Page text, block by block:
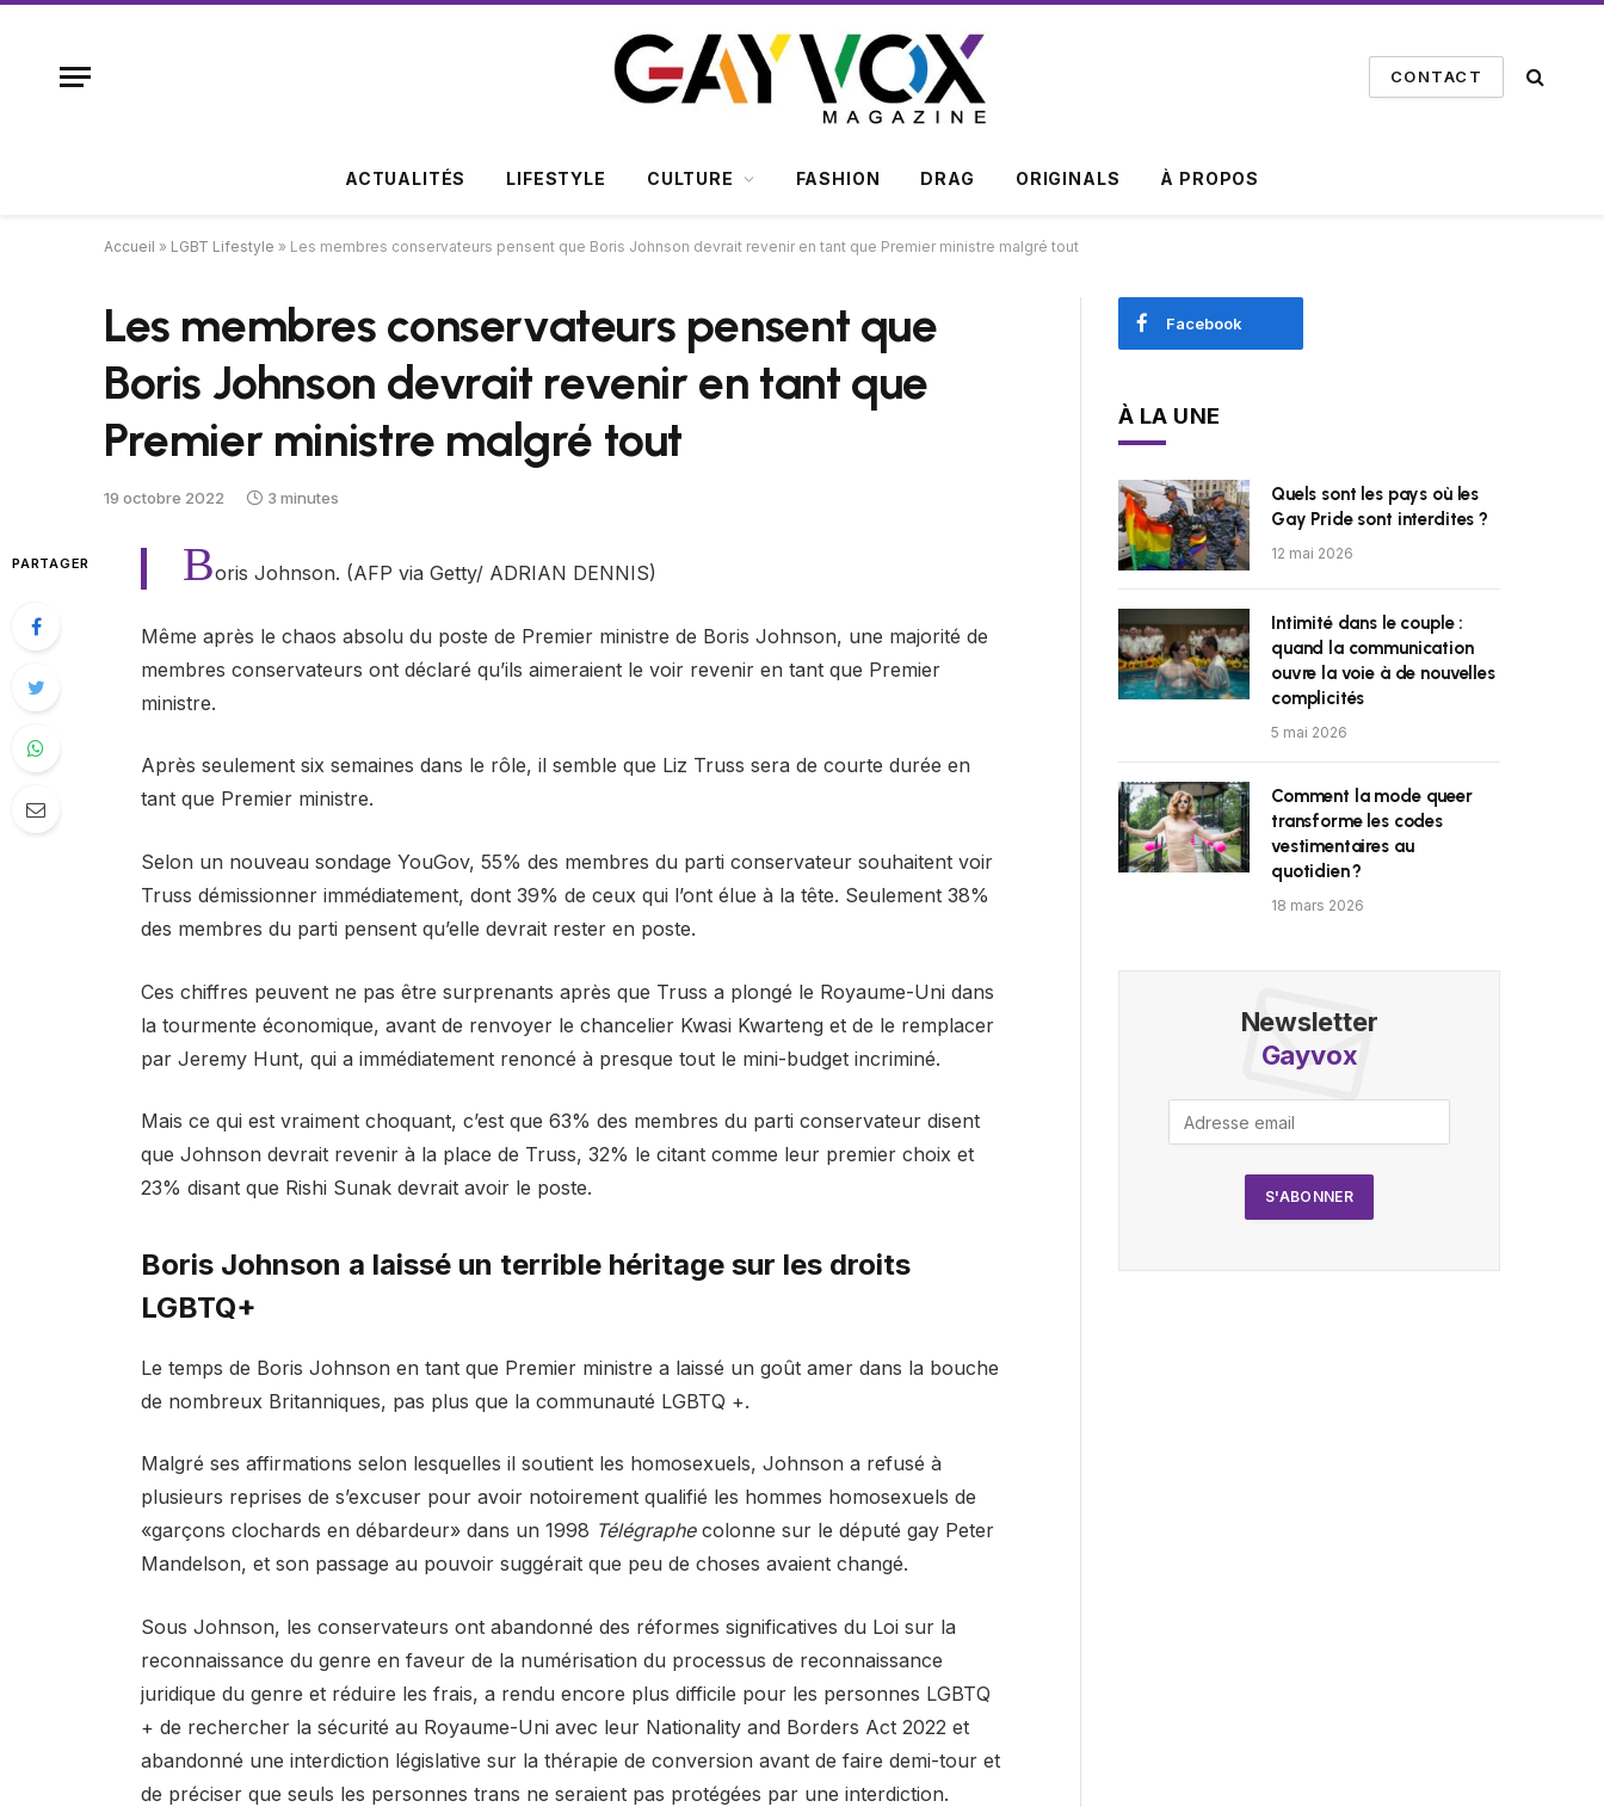
CONTACT
ACTUALITÉS LIFESTYLE CULTURE FASHION DRAG ORIGINALS À PROPOS
Accueil » LGBT Lifestyle » Les membres conservateurs pensent que Boris Johnson devrait revenir en tant que Premier ministre malgré tout
Les membres conservateurs pensent que
Boris Johnson devrait revenir en tant que
Premier ministre malgré tout
19 octobre 2022 3 minutes
PARTAGER Boris Johnson. (AFP via Getty/ ADRIAN DENNIS)
Même après le chaos absolu du poste de Premier ministre de Boris Johnson, une majorité de
membres conservateurs ont déclaré qu’ils aimeraient le voir revenir en tant que Premier
ministre.
Après seulement six semaines dans le rôle, il semble que Liz Truss sera de courte durée en
tant que Premier ministre.
Selon un nouveau sondage YouGov, 55% des membres du parti conservateur souhaitent voir
Truss démissionner immédiatement, dont 39% de ceux qui l’ont élue à la tête. Seulement 38%
des membres du parti pensent qu’elle devrait rester en poste.
Ces chiffres peuvent ne pas être surprenants après que Truss a plongé le Royaume-Uni dans
la tourmente économique, avant de renvoyer le chancelier Kwasi Kwarteng et de le remplacer
par Jeremy Hunt, qui a immédiatement renoncé à presque tout le mini-budget incriminé.
Mais ce qui est vraiment choquant, c’est que 63% des membres du parti conservateur disent
que Johnson devrait revenir à la place de Truss, 32% le citant comme leur premier choix et
23% disant que Rishi Sunak devrait avoir le poste.
Boris Johnson a laissé un terrible héritage sur les droits
LGBTQ+
Le temps de Boris Johnson en tant que Premier ministre a laissé un goût amer dans la bouche
de nombreux Britanniques, pas plus que la communauté LGBTQ +.
Malgré ses affirmations selon lesquelles il soutient les homosexuels, Johnson a refusé à
plusieurs reprises de s’excuserpour avoir notoirement qualifié les hommes homosexuels de
«garçons clochards en débardeur» dans un 1998 Télégraphe colonne sur le député gay Peter
Mandelson, et son passage au pouvoir suggérait que peu de choses avaient changé.
Sous Johnson, les conservateurs ont abandonné des réformes significatives du Loi sur la
reconnaissance du genre en faveur de la numérisation du processus de reconnaissance
juridique du genre et réduire les frais, a rendu encore plus difficile pour les personnes LGBTQ
+ de rechercher la sécurité au Royaume-Uni avec leur Nationality and Borders Act 2022 et
abandonné une interdiction législative sur la thérapie de conversion avant de faire demi-tour et
de préciser que seuls les personnes trans ne seraient pas protégées par une interdiction.
Facebook
À LA UNE
Quels sont les pays où les
Gay Pride sont interdites ?
12 mai 2026
Intimité dans le couple :
quand la communication
ouvre la voie à de nouvelles
complicités
5 mai 2026
Comment la mode queer
transforme les codes
vestimentaires au
quotidien ?
18 mars 2026
Newsletter
Gayvox